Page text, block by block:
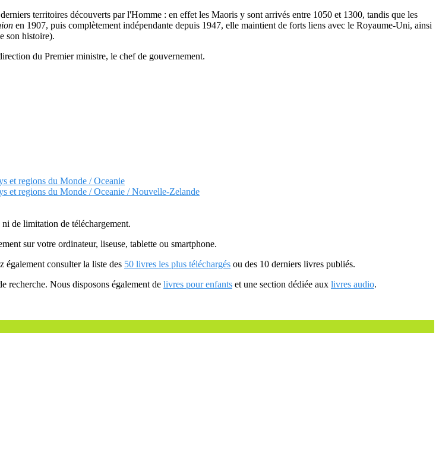
territoires découverts par l'Homme : en effet les Maoris y sont arrivés entre 1050 et 1300, tandis que les
en 1907, puis complètement indépendante depuis 1947, elle maintient de forts liens avec le Royaume-Uni, ainsi
son histoire).
du Premier ministre, le chef de gouvernement.
et regions du Monde / Oceanie
et regions du Monde / Oceanie / Nouvelle-Zelande
de limitation de téléchargement.
sur votre ordinateur, liseuse, tablette ou smartphone.
également consulter la liste des 50 livres les plus téléchargés ou des 10 derniers livres publiés.
recherche. Nous disposons également de livres pour enfants et une section dédiée aux livres audio.